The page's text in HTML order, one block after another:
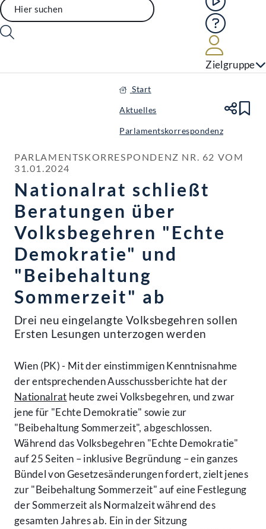
Hilfe
Zielgruppe
Start
Aktuelles
Parlamentskorrespondenz
PARLAMENTSKORRESPONDENZ NR. 62 VOM
31.01.2024
Nationalrat schließt
Beratungen über
Volksbegehren "Echte
Demokratie" und
"Beibehaltung
Sommerzeit" ab
Drei neu eingelangte Volksbegehren sollen
Ersten Lesungen unterzogen werden
Wien (PK) - Mit der einstimmigen Kenntnisnahme
der entsprechenden Ausschussberichte hat der
Nationalrat heute zwei Volksbegehren, und zwar
jene für "Echte Demokratie" sowie zur
"Beibehaltung Sommerzeit", abgeschlossen.
Während das Volksbegehren "Echte Demokratie"
auf 25 Seiten – inklusive Begründung – ein ganzes
Bündel von Gesetzesänderungen fordert, zielt jenes
zur "Beibehaltung Sommerzeit" auf eine Festlegung
der Sommerzeit als Normalzeit während des
gesamten Jahres ab. Ein in der Sitzung